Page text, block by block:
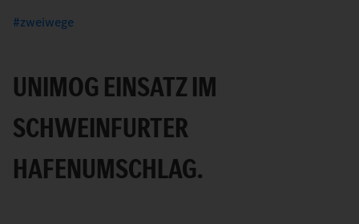
zweiwege
UNIMOG EINSATZ IM
SCHWEINFURTER
HAFENUMSCHLAG.